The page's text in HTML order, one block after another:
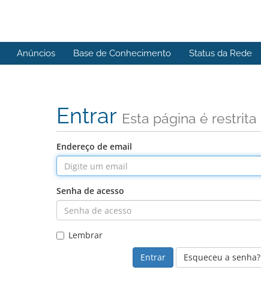
Anúncios Base de Conhecimento Status da Rede
Entrar Esta página é restrita
Endereço de email
Senha de acesso
Lembrar
Esqueceu a senha?